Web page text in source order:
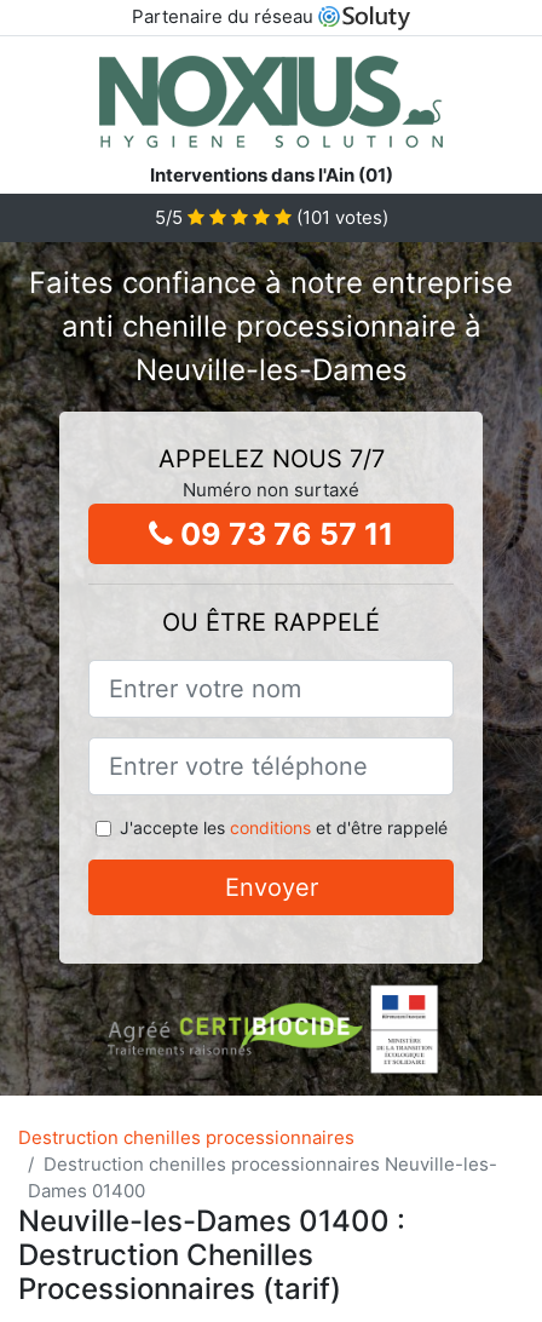
Partenaire du réseau
Interventions dans l'Ain (01)
5/5
(101 votes)
Faites confiance à notre entreprise
anti chenille processionnaire à
Neuville-les-Dames
APPELEZ NOUS 7/7
Numéro non surtaxé
09 73 76 57 11
OU ÊTRE RAPPELÉ
J'accepte les conditionset d'être rappelé
Envoyer
Destruction chenilles processionnaires
Destruction chenilles processionnaires Neuville-les-
Dames 01400
Neuville-les-Dames 01400 :
Destruction Chenilles
Processionnaires (tarif)